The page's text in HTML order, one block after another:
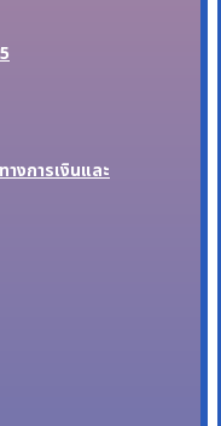
งการเงินและ